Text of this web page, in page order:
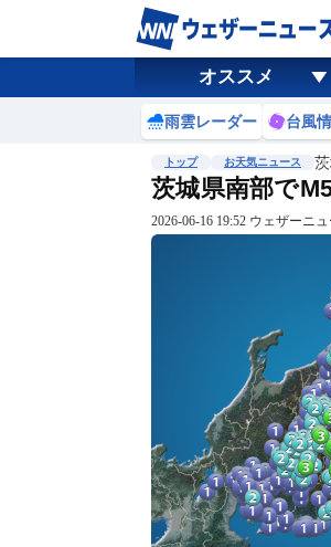
オススメ
雨雲レーダー 台風
トップ お天気ニュース
茨城県南部で
2026-06-16 19:52 ウェザーニュ